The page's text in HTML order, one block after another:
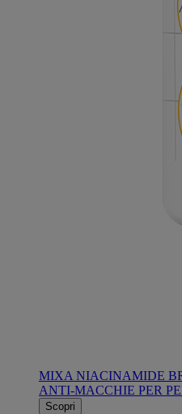
MIXA NIACINAMIDE
ANTI-MACCHIE PER
Scopri